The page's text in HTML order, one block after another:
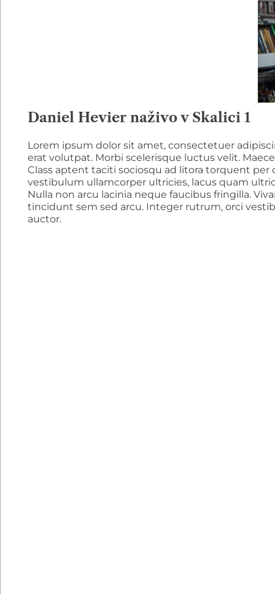
Daniel Hevier naživo v Skalici 1
Lorem ipsum dolor sit amet, consectetuer
erat volutpat. Morbi scelerisque luctus velit.
Class aptent taciti sociosqu ad litora torquent
vestibulum ullamcorper ultricies, lacus quam
Nulla non arcu lacinia neque faucibus fringilla.
tincidunt sem sed arcu. Integer rutrum, orci
auctor.